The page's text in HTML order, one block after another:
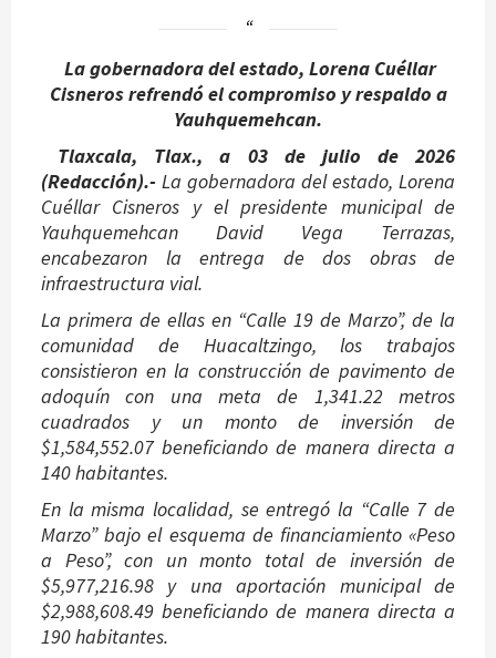
La gobernadora del estado, Lorena Cuéllar
Cisneros refrendó el compromiso y respaldo a
Yauhquemehcan.
Tlaxcala, Tlax., a 03 de julio de 2026
(Redacción).- La gobernadora del estado, Lorena
Cuéllar Cisneros y el presidente municipal de
Yauhquemehcan David Vega Terrazas,
encabezaron la entrega de dos obras de
infraestructura vial.
La primera de ellas en “Calle 19 de Marzo”, de la
comunidad de Huacaltzingo, los trabajos
consistieron en la construcción de pavimento de
adoquín con una meta de 1,341.22 metros
cuadrados y un monto de inversión de
$1,584,552.07 beneficiando de manera directa a
140 habitantes.
En la misma localidad, se entregó la “Calle 7 de
Marzo” bajo el esquema de financiamiento «Peso
a Peso”, con un monto total de inversión de
$5,977,216.98 y una aportación municipal de
$2,988,608.49 beneficiando de manera directa a
190 habitantes.